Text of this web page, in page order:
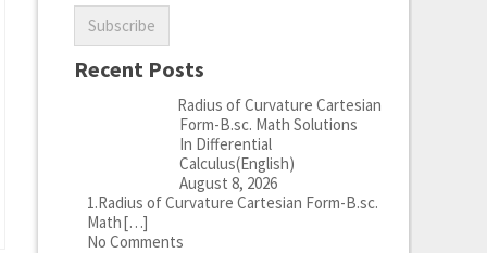
Recent Posts
Radius of Curvature Cartesian
Form-B.sc. Math Solutions
In Differential
Calculus(English)
August 8, 2026
1.Radius of Curvature Cartesian Form-B.sc.
Math[…]
No Comments